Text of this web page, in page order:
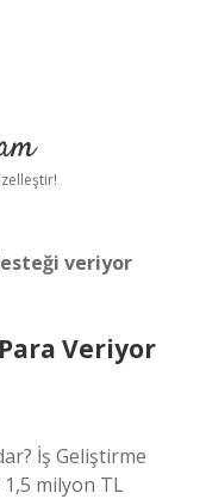
veriyor
Veriyor
İş Geliştirme
milyon TL